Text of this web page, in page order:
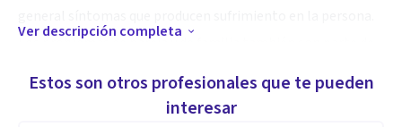
Los problemas de pareja y de familia también son parte de
Ver descripción completa
Estos son otros profesionales que te pueden
interesar